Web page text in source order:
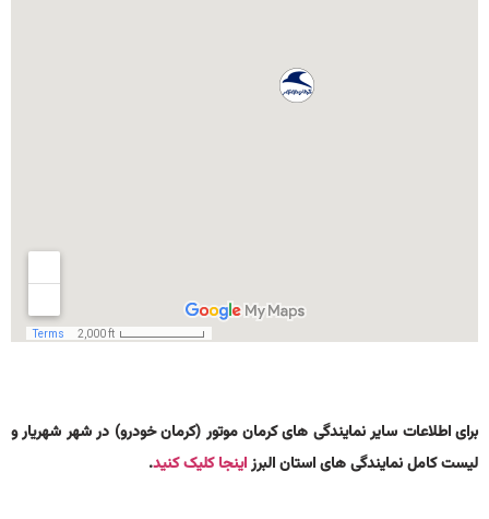
برای اطلاعات سایر نمایندگی های کرمان موتور (کرمان خودرو) در شهر شهریار و
لیست کامل نمایندگی های استان البرزاینجا کلیک کنید.